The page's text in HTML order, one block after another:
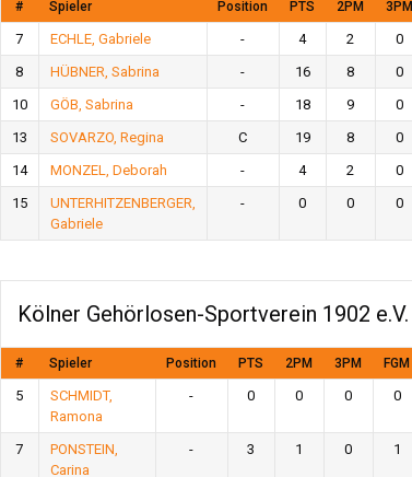
# Spieler Position PTS 2PM 3PM
7 ECHLE, Gabriele - 4 2 0
8
HÜBNER, Sabrina - 16 8 0
10
GÖB, Sabrina - 18 9 0
13
SOVARZO, Regina C 19 8 0
14
MONZEL, Deborah - 4 2 0
15
UNTERHITZENBERGER,
Gabriele
- 0 0 0
Kölner Gehörlosen-Sportverein 1902 e.V.
# Spieler Position PTS 2PM 3PM FGM
5
SCHMIDT,
Ramona
- 0 0 0 0
7
PONSTEIN,
Carina
- 3 1 0 1